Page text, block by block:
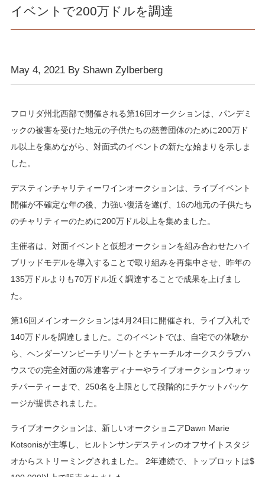
イベントで200万ドルを調達
May 4, 2021 By Shawn Zylberberg
フロリダ州北西部で開催される第16回オークションは、パンデミ
ックの被害を受けた地元の子供たちの慈善団体のために200万ド
ル以上を集めながら、対面式のイベントの新たな始まりを示しま
した。
デスティンチャリティーワインオークションは、ライブイベント
開催が不確定な年の後、力強い復活を遂げ、16の地元の子供たち
のチャリティーのために200万ドル以上を集めました。
主催者は、対面イベントと仮想オークションを組み合わせたハイ
ブリッドモデルを導入することで取り組みを再集中させ、昨年の
135万ドルよりも70万ドル近く調達することで成果を上げまし
た。
第16回メインオークションは4月24日に開催され、ライブ入札で
140万ドルを調達しました。このイベントでは、自宅での体験か
ら、ヘンダーソンビーチリゾートとチャーチルオークスクラブハ
ウスでの完全対面の常連客ディナーやライブオークションウォッ
チパーティーまで、250名を上限として段階的にチケットパッケ
ージが提供されました。
ライブオークションは、新しいオークショニアDawn Marie
Kotsonisが主導し、ヒルトンサンデスティンのオフサイトスタジ
オからストリーミングされました。 2年連続で、トップロットは$